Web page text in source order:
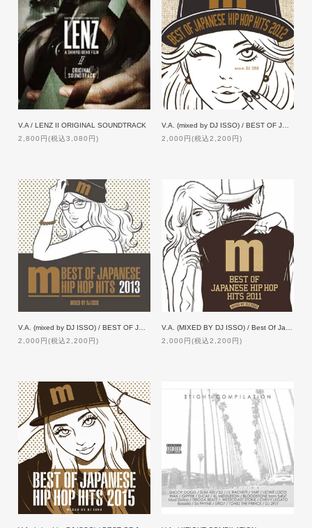
V.A / LENZ II ORIGINAL SOUNDTRACK
2,800円(税込3,080円)
2,000円(税込2,200円)
2,000円(税込2,200円)
2,000円(税込2,200円)